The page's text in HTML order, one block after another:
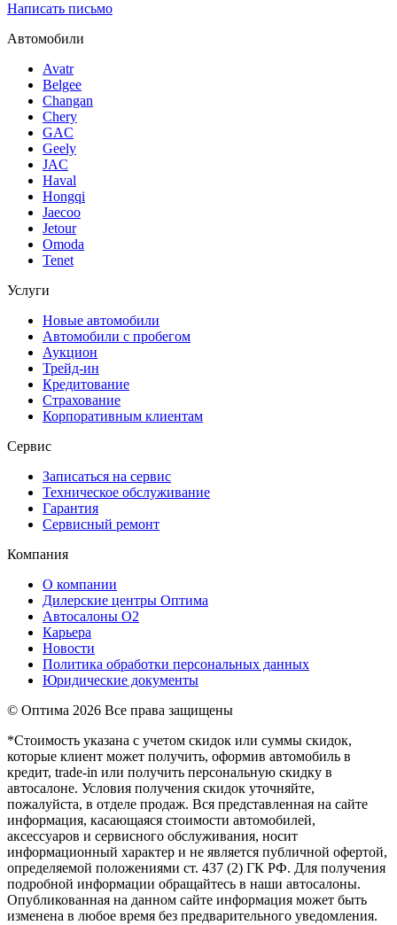
Написать письмо
Автомобили
Avatr
Belgee
Changan
Chery
GAC
Geely
JAC
Haval
Hongqi
Jaecoo
Jetour
Omoda
Tenet
Услуги
Новые автомобили
Автомобили с пробегом
Аукцион
Трейд-ин
Кредитование
Страхование
Корпоративным клиентам
Сервис
Записаться на сервис
Техническое обслуживание
Гарантия
Сервисный ремонт
Компания
О компании
Дилерские центры Оптима
Автосалоны О2
Карьера
Новости
Политика обработки персональных данных
Юридические документы
© Оптима 2026 Все права защищены
*Стоимость указана с учетом скидок или суммы скидок,
которые клиент может получить, оформив автомобиль в
кредит, trade-in или получить персональную скидку в
автосалоне. Условия получения скидок уточняйте,
пожалуйста, в отделе продаж. Вся представленная на сайте
информация, касающаяся стоимости автомобилей,
аксессуаров и сервисного обслуживания, носит
информационный характер и не является публичной офертой,
определяемой положениями ст. 437 (2) ГК РФ. Для получения
подробной информации обращайтесь в наши автосалоны.
Опубликованная на данном сайте информация может быть
изменена в любое время без предварительного уведомления.